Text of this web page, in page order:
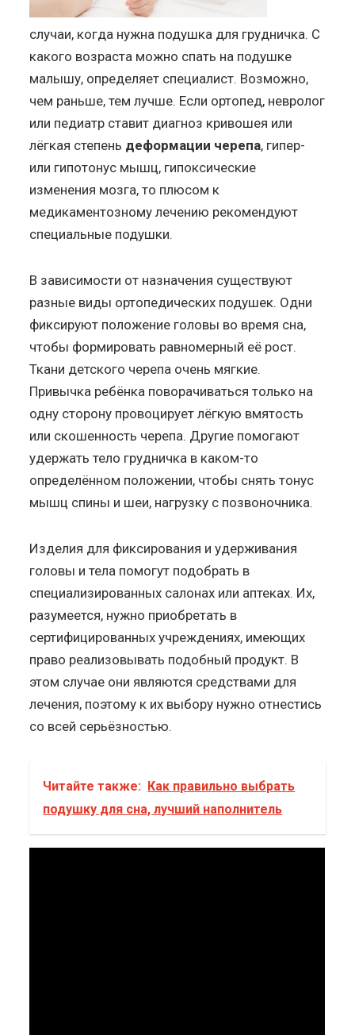
случаи, когда нужна подушка для грудничка. С
какого возраста можно спать на подушке
малышу, определяет специалист. Возможно,
чем раньше, тем лучше. Если ортопед, невролог
или педиатр ставит диагноз кривошея или
лёгкая степень деформации черепа, гипер-
или гипотонус мышц, гипоксические
изменения мозга, то плюсом к
медикаментозному лечению рекомендуют
специальные подушки.
В зависимости от назначения существуют
разные виды ортопедических подушек. Одни
фиксируют положение головы во время сна,
чтобы формировать равномерный её рост.
Ткани детского черепа очень мягкие.
Привычка ребёнка поворачиваться только на
одну сторону провоцирует лёгкую вмятость
или скошенность черепа. Другие помогают
удержать тело грудничка в каком-то
определённом положении, чтобы снять тонус
мышц спины и шеи, нагрузку с позвоночника.
Изделия для фиксирования и удерживания
головы и тела помогут подобрать в
специализированных салонах или аптеках. Их,
разумеется, нужно приобретать в
сертифицированных учреждениях, имеющих
право реализовывать подобный продукт. В
этом случае они являются средствами для
лечения, поэтому к их выбору нужно отнестись
со всей серьёзностью.
Читайте также: Как правильно выбрать
подушку для сна, лучший наполнитель